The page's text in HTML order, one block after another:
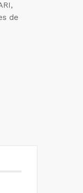
de